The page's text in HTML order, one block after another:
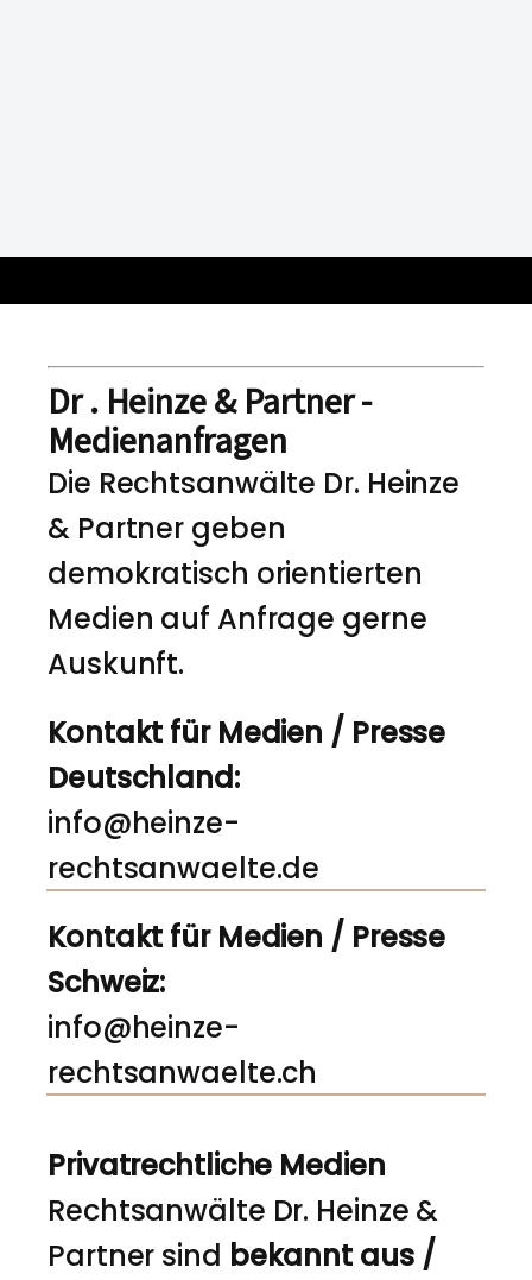
Dr . Heinze & Partner -
Medienanfragen
Die Rechtsanwälte Dr. Heinze
& Partner geben
demokratisch orientierten
Medien auf Anfrage gerne
Auskunft.
Kontakt für Medien / Presse
Deutschland:
info@heinze-
rechtsanwaelte.de
Kontakt für Medien / Presse
Schweiz:
info@heinze-
rechtsanwaelte.ch
Privatrechtliche Medien
Rechtsanwälte Dr. Heinze &
Partner sind bekannt aus /